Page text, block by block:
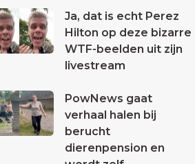
Ja, dat is echt Perez
Hilton op deze bizarre
WTF-beelden uit zijn
livestream
PowNews gaat
verhaal halen bij
berucht
dierenpension en